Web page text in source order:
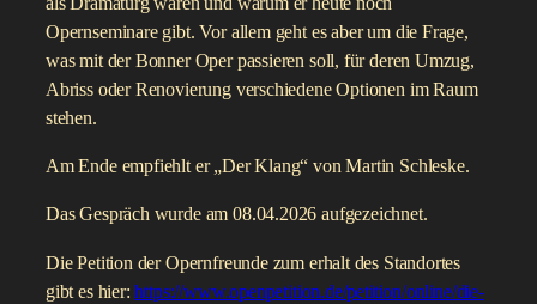
Opernseminare gibt. Vor allem geht es aber um die Frage,
was mit der Bonner Oper passieren soll, für deren Umzug,
Abriss oder Renovierung verschiedene Optionen im Raum
stehen.
Am Ende empfiehlt er „Der Klang“ von Martin Schleske.
Das Gespräch wurde am 08.04.2026 aufgezeichnet.
Die Petition der Opernfreunde zum erhalt des Standortes
gibt es hier:https://www.openpetition.de/petition/online/die-